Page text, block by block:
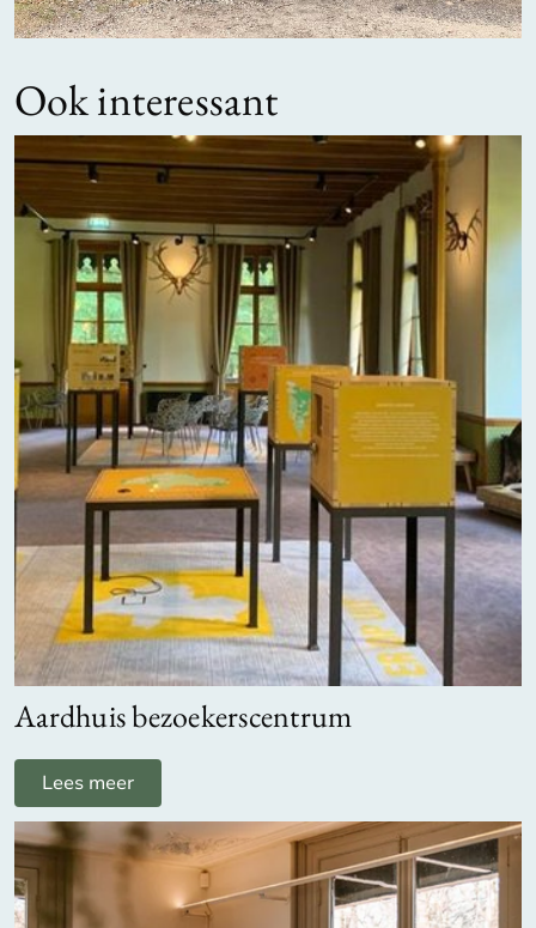
Ook interessant
Aardhuis bezoekerscentrum
Lees meer